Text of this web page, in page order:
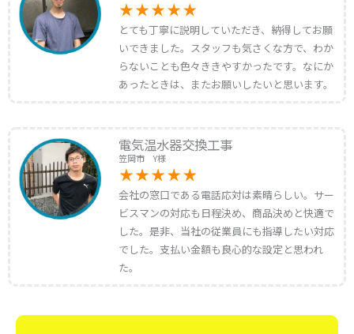
とても丁寧に説明していただき、納得してお願
いできました。スタッフも気さくな方で、わか
らないことも色々ききやすかったです。なにか
あったときは、またお願いしたいと思います。
電気温水器交換工事
笠岡市 Y様
会社の窓口である電話応対は素晴らしい。サー
ビスマンの対応も日程決め、商品決めと快適で
した。是非、当社の従業員にも指導したい対応
でした。支払い金額も良心的な設定と思われ
た。